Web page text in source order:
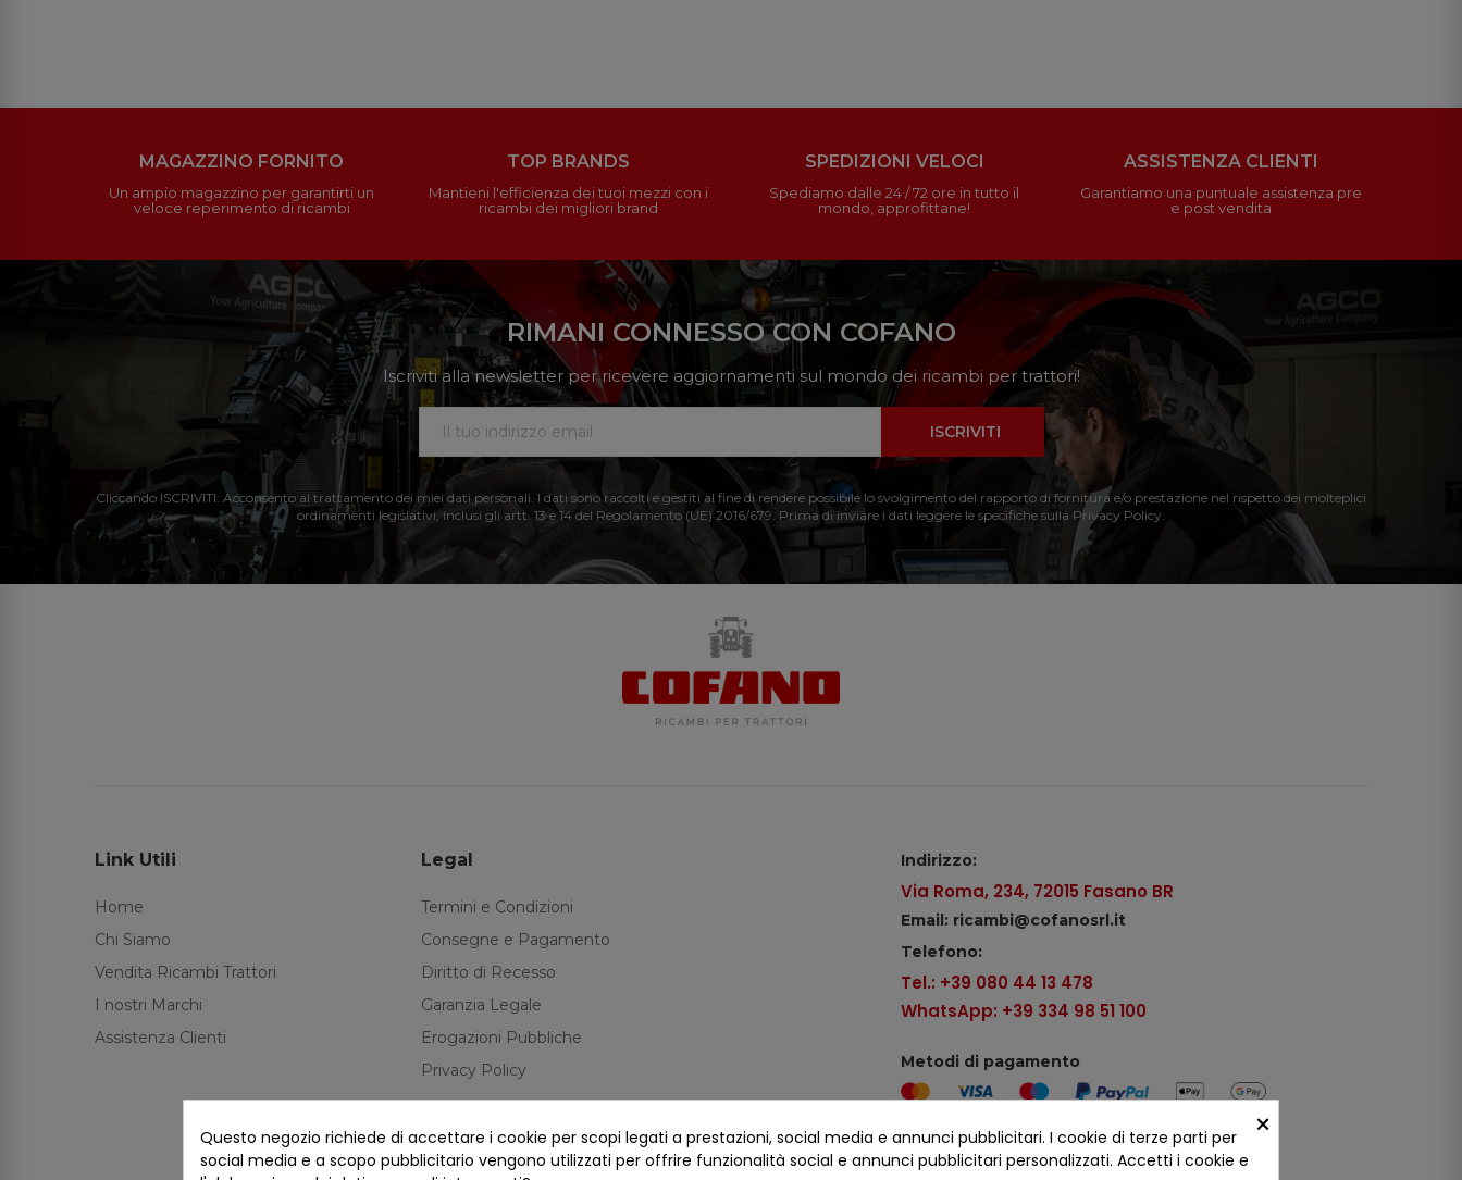
MAGAZZINO FORNITO
Un ampio magazzino per garantirti un
veloce reperimento di ricambi
TOP BRANDS
Mantieni l'efficienza dei tuoi mezzi con i
ricambi dei migliori brand
SPEDIZIONI VELOCI
Spediamo dalle 24 / 72 ore in tutto il
mondo, approfittane!
ASSISTENZA CLIENTI
Garantiamo una puntuale assistenza pre
e post vendita
RIMANI CONNESSO CON COFANO
Iscriviti alla newsletter per ricevere aggiornamenti sul mondo dei ricambi per trattori!
ISCRIVITI
Cliccando ISCRIVITI: Acconsento al trattamento dei miei dati personali. I dati sono raccolti e gestiti al fine di rendere possibile lo svolgimento del rapporto di fornitura e/o prestazione nel rispetto dei molteplici
ordinamenti legislativi, inclusi gli artt. 13 e 14 del Regolamento (UE) 2016/679. Prima di inviare i dati leggere le specifiche sulla Privacy Policy.
Link Utili
Home
Chi Siamo
Vendita Ricambi Trattori
I nostri Marchi
Assistenza Clienti
Legal
Termini e Condizioni
Consegne e Pagamento
Diritto di Recesso
Garanzia Legale
Erogazioni Pubbliche
Privacy Policy
Indirizzo:
Via Roma, 234, 72015 Fasano BR
Email: ricambi@cofanosrl.it
Telefono:
Tel.: +39 080 44 13 478
WhatsApp: +39 334 98 51 100
Metodi di pagamento
Seguici sui social ×
Questo negozio richiede di accettare i cookie per scopi legati a prestazioni, social media e annunci pubblicitari. I cookie di terze parti per
social media e a scopo pubblicitario vengono utilizzati per offrire funzionalità social e annunci pubblicitari personalizzati. Accetti i cookie e